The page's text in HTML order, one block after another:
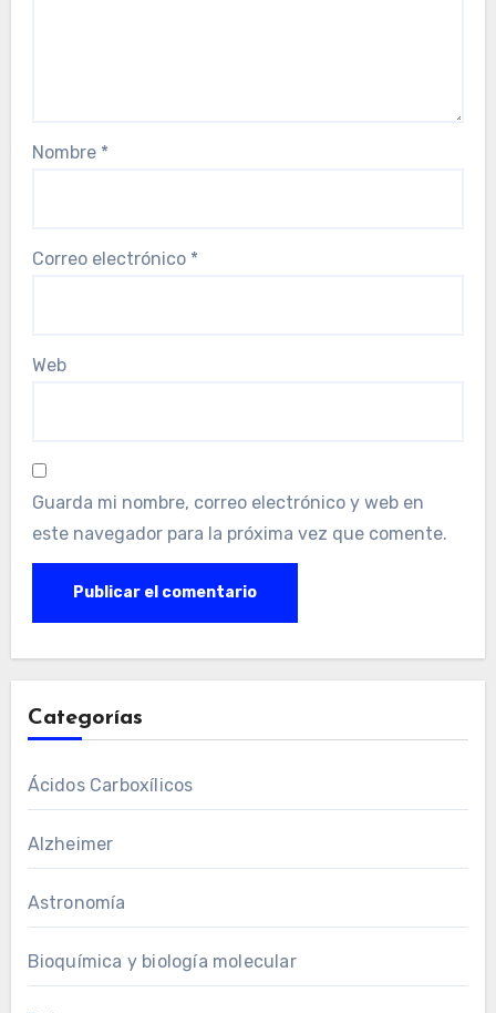
Nombre *
Correo electrónico *
Web
Guarda mi nombre, correo electrónico y web en
este navegador para la próxima vez que comente.
Categorías
Ácidos Carboxílicos
Alzheimer
Astronomía
Bioquímica y biología molecular